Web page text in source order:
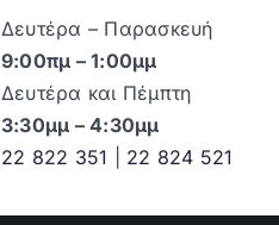
Δευτέρα – Παρασκευή
9:00πμ – 1:00μμ
Δευτέρα και Πέμπτη
3:30μμ – 4:30μμ
22 822 351
22 824 521